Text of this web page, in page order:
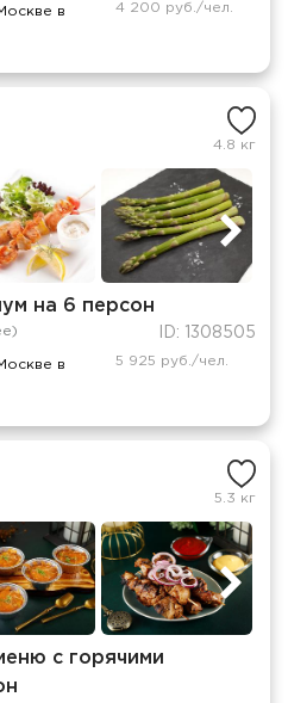
в
4 200 руб./чел.
4.8 кг
на 6 персон
ID: 1308505
в
5 925 руб./чел.
5.3 кг
с горячими